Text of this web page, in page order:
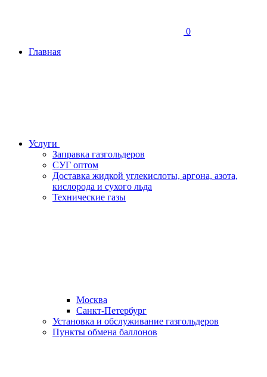
0
Главная
Услуги
Заправка газгольдеров
СУГ оптом
Доставка жидкой углекислоты, аргона, азота,
кислорода и сухого льда
Технические газы
Москва
Санкт-Петербург
Установка и обслуживание газгольдеров
Пункты обмена баллонов